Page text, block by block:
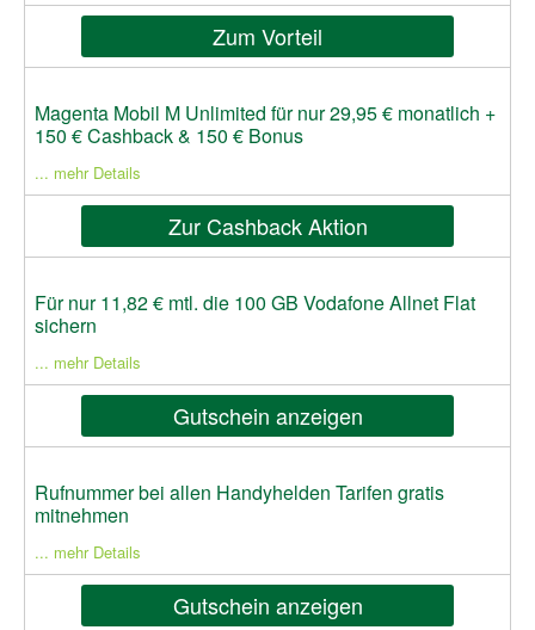
Zum Vorteil
Magenta Mobil M Unlimited für nur 29,95 € monatlich +
150 € Cashback & 150 € Bonus
... mehr Details
Zur Cashback Aktion
Für nur 11,82 € mtl. die 100 GB Vodafone Allnet Flat
sichern
... mehr Details
Gutschein anzeigen
Rufnummer bei allen Handyhelden Tarifen gratis
mitnehmen
... mehr Details
Gutschein anzeigen